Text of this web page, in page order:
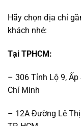
Hãy chọn địa chỉ
khách nhé:
Tại TPHCM:
– 306 Tỉnh Lộ 9, Ấp
Chí Minh
– 12A Đường Lê Thị